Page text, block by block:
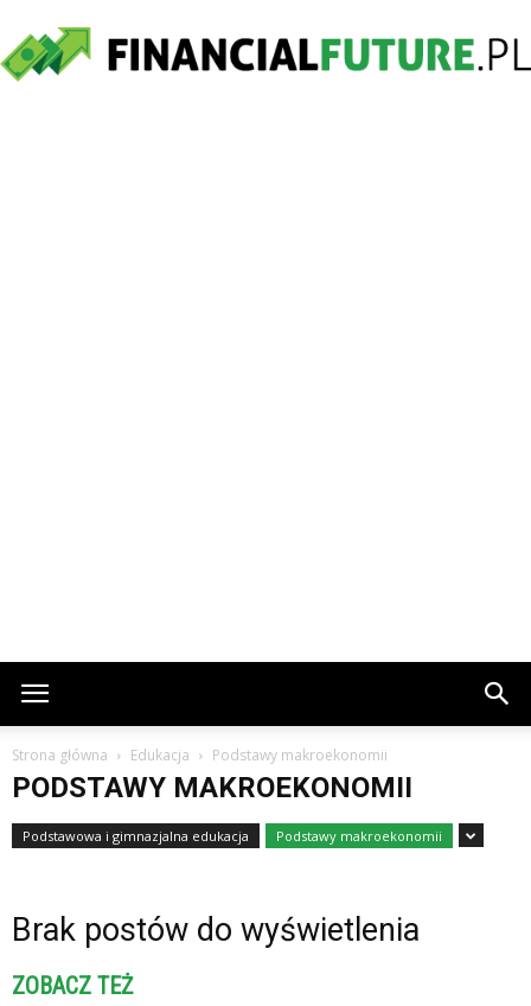
Strona główna Edukacja Podstawy makroekonomii
PODSTAWY MAKROEKONOMII
Podstawowa i gimnazjalna edukacja Podstawy makroekonomii
Brak postów do wyświetlenia
ZOBACZ TEŻ